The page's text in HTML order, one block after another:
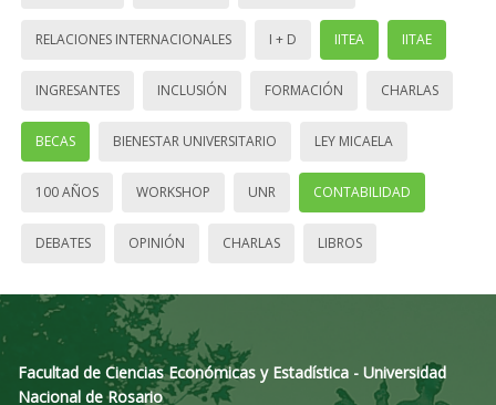
RELACIONES INTERNACIONALES I + D IITEA IITAE
INGRESANTES INCLUSIÓN FORMACIÓN CHARLAS
BECAS BIENESTAR UNIVERSITARIO LEY MICAELA
100 AÑOS WORKSHOP UNR CONTABILIDAD
DEBATES OPINIÓN CHARLAS LIBROS
Facultad de Ciencias Económicas y Estadística - Universidad
Nacional de Rosario